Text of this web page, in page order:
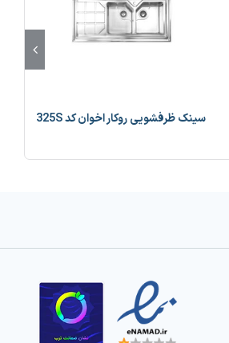
سینک ظرفشویی روکار اخوان کد 325S